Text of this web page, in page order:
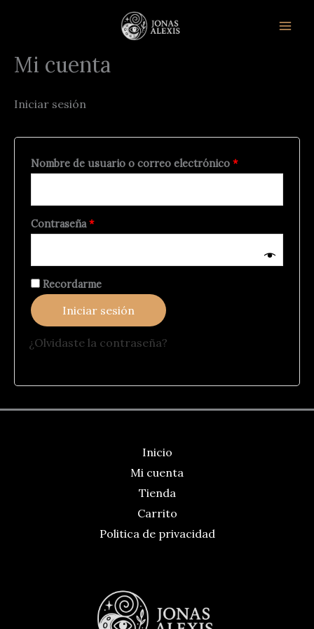
Mi cuenta
Iniciar sesión
Nombre de usuario o correo electrónico *Requerido
Contraseña*Requerido
Recordarme
Iniciar sesión
¿Olvidaste la contraseña?
Inicio
Mi cuenta
Tienda
Carrito
Politica de privacidad